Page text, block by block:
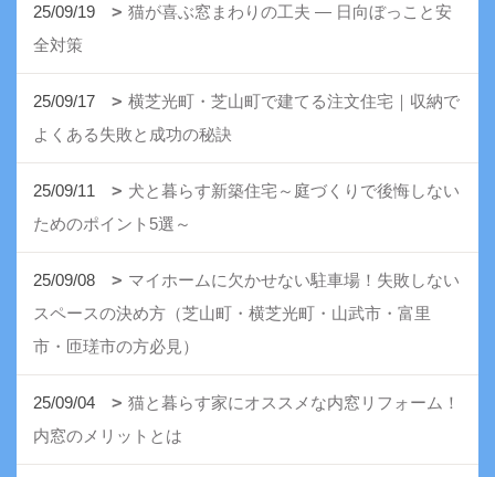
25/09/19
猫が喜ぶ窓まわりの工夫 ― 日向ぼっこと安
全対策
25/09/17
横芝光町・芝山町で建てる注文住宅｜収納で
よくある失敗と成功の秘訣
25/09/11
犬と暮らす新築住宅～庭づくりで後悔しない
ためのポイント5選～
25/09/08
マイホームに欠かせない駐車場！失敗しない
スペースの決め方（芝山町・横芝光町・山武市・富里
市・匝瑳市の方必見）
25/09/04
猫と暮らす家にオススメな内窓リフォーム！
内窓のメリットとは